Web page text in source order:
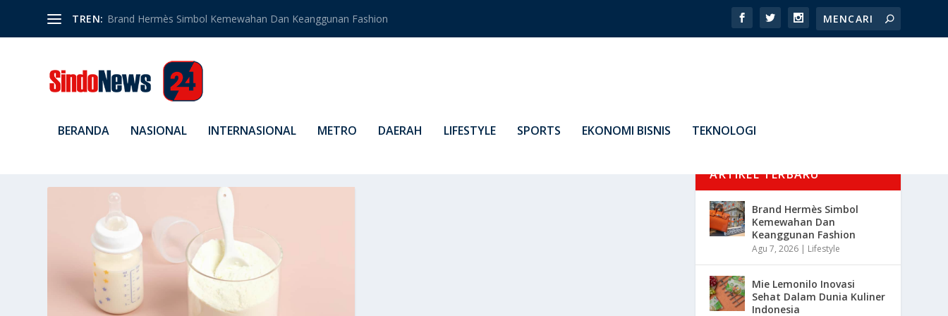
TREN: Brand Hermès Simbol Kemewahan Dan Keanggunan Fashion
BERANDA NASIONAL INTERNASIONAL METRO DAERAH LIFESTYLE SPORTS EKONOMI BISNIS TEKNOLOGI
ARTIKEL TERBARU
Brand Hermès Simbol
Kemewahan Dan
Keanggunan Fashion
Agu 7, 2026 | Lifestyle
Mie Lemonilo Inovasi
Sehat Dalam Dunia Kuliner
Indonesia